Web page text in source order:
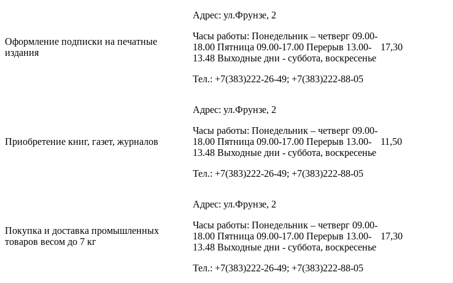
Оформление подписки на печатные
издания
Адрес: ул.Фрунзе, 2
Часы работы: Понедельник – четверг 09.00-
18.00 Пятница 09.00-17.00 Перерыв 13.00-
13.48 Выходные дни - суббота, воскресенье
Тел.: +7(383)222-26-49; +7(383)222-88-05
17,30
Приобретение книг, газет, журналов
Адрес: ул.Фрунзе, 2
Часы работы: Понедельник – четверг 09.00-
18.00 Пятница 09.00-17.00 Перерыв 13.00-
13.48 Выходные дни - суббота, воскресенье
Тел.: +7(383)222-26-49; +7(383)222-88-05
11,50
Покупка и доставка промышленных
товаров весом до 7 кг
Адрес: ул.Фрунзе, 2
Часы работы: Понедельник – четверг 09.00-
18.00 Пятница 09.00-17.00 Перерыв 13.00-
13.48 Выходные дни - суббота, воскресенье
Тел.: +7(383)222-26-49; +7(383)222-88-05
17,30